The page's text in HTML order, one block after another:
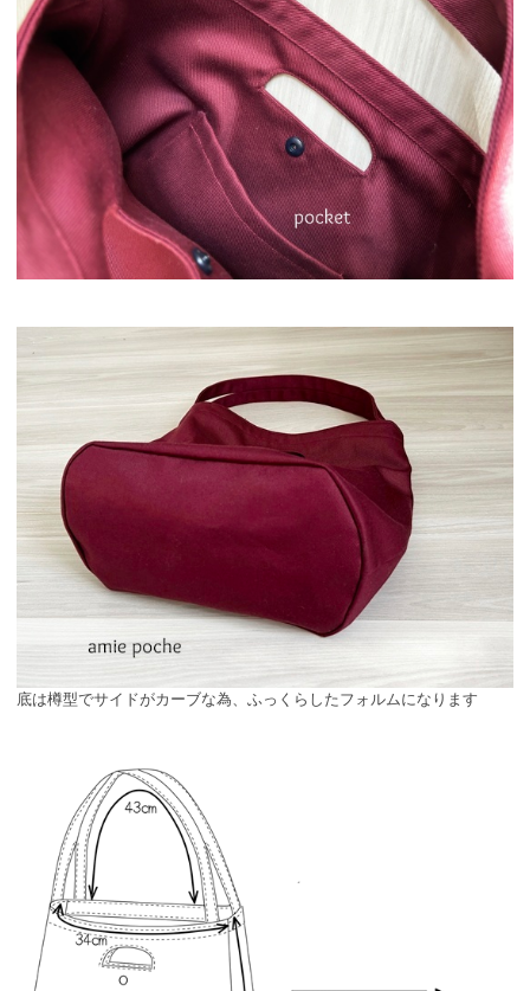
底は樽型でサイドがカーブな為、ふっくらしたフォルムになります